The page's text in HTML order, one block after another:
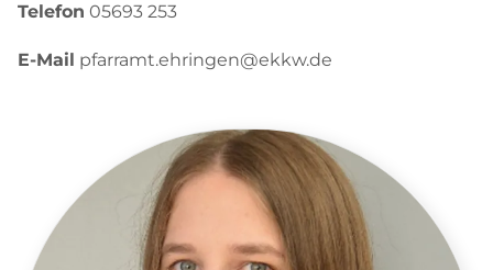
Telefon 05693 253
E-Mail pfarramt.ehringen@ekkw.de